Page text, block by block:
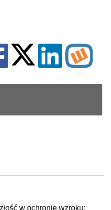
w ochronie wzroku: